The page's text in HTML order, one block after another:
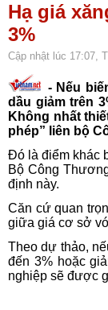
Hạ giá
3%
Cập nhật lúc 17:07,
- Nếu
dầu giảm trên
Không nhất
phép” liên bộ
Đó là điểm khác
Bộ Công
định này.
Căn cứ quan
giữa giá cơ sở
Theo dự thảo,
đến 3% hoặc
nghiệp sẽ được